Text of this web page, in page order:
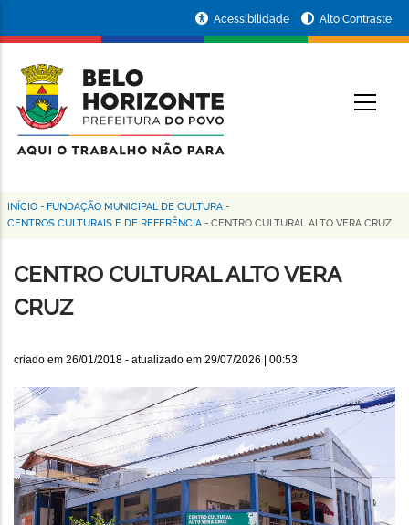
conteúdo
principal
da
Prefeitura
de
Horizonte
Acessibilidade Alto Contraste
Trilha
navegação
INÍCIO - FUNDAÇÃO MUNICIPAL DE CULTURA -
CENTROS CULTURAIS E DE REFERÊNCIA - CENTRO CULTURAL ALTO VERA CRUZ
CENTRO CULTURAL ALTO VERA
CRUZ
criado em 26/01/2018 - atualizado em 29/07/2026 | 00:53